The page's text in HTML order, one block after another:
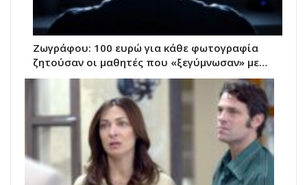
Ζωγράφου: 100 ευρώ για κάθε φωτογραφία
ζητούσαν οι μαθητές που «ξεγύμνωσαν» με…